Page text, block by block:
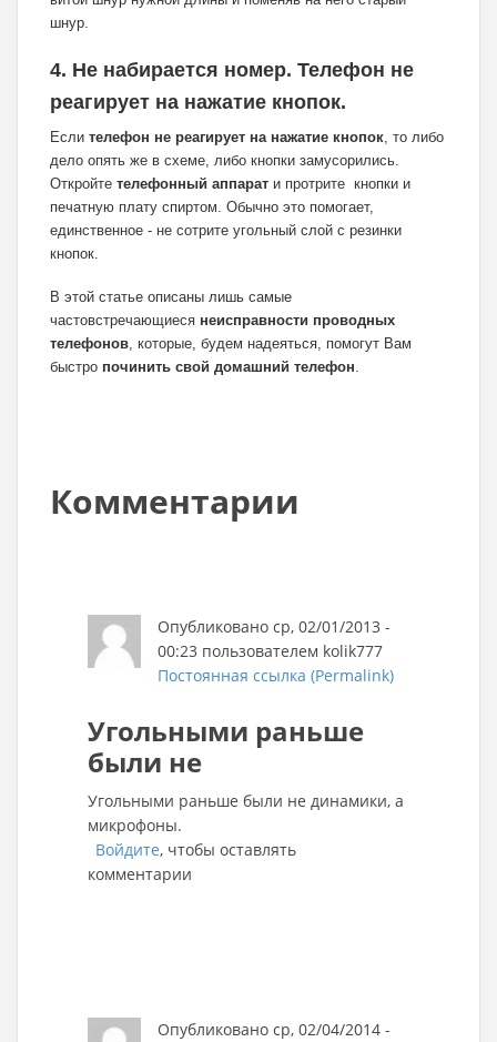
шнур.
4. Не набирается номер. Телефон не
реагирует на нажатие кнопок.
Если телефон не реагирует на нажатие кнопок, то либо
дело опять же в схеме, либо кнопки замусорились.
Откройте телефонный аппарат и протрите кнопки и
печатную плату спиртом. Обычно это помогает,
единственное - не сотрите угольный слой с резинки
кнопок.
В этой статье описаны лишь самые
частовстречающиеся неисправности проводных
телефонов, которые, будем надеяться, помогут Вам
быстро починить свой домашний телефон.
Комментарии
Опубликовано ср, 02/01/2013 -
00:23 пользователем kolik777
Постоянная ссылка (Permalink)
Угольными раньше
были не
Угольными раньше были не динамики, а
микрофоны.
Войдите, чтобы оставлять
комментарии
Опубликовано ср, 02/04/2014 -